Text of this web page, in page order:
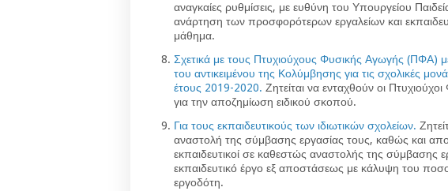
αναγκαίες ρυθμίσεις, με ευθύνη του Υπουργείου
ανάρτηση των προσφορότερων εργαλείων και
μάθημα.
Σχετικά με τους Πτυχιούχους Φυσικής Αγωγής (ΠΦΑ)
του αντικειμένου της Κολύμβησης για τις σχολικές
έτους 2019-2020. Ζητείται να ενταχθούν οι
για την αποζημίωση ειδικού σκοπού.
Για τους εκπαιδευτικούς των ιδιωτικών σχολείων.
αναστολή της σύμβασης εργασίας τους, καθώς και
εκπαιδευτικοί σε καθεστώς αναστολής της
εκπαιδευτικό έργο εξ αποστάσεως με κάλυψη του
εργοδότη.